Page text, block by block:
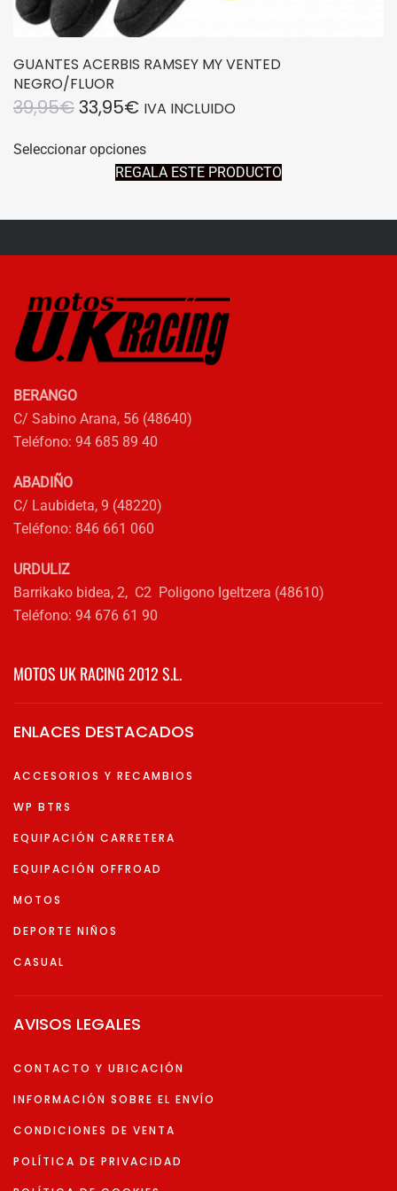
GUANTES ACERBIS RAMSEY MY VENTED
NEGRO/FLUOR
39,95€EL
ORIGINAL
33,95€EL
ACTUAL
ES:
IVA INCLUIDO
Seleccionar opcionesproducto
tiene
variantes.
pueden
elegir
en
de
REGALA ESTE PRODUCTO
BERANGO
C/ Sabino Arana, 56 (48640)
Teléfono: 94 685 89 40
ABADIÑO
C/ Laubideta, 9 (48220)
Teléfono: 846 661 060
URDULIZ
Barrikako bidea, 2, C2 Poligono Igeltzera (48610)
Teléfono: 94 676 61 90
MOTOS UK RACING 2012 S.L.
ENLACES DESTACADOS
ACCESORIOS Y RECAMBIOS
WP BTRS
EQUIPACIÓN CARRETERA
EQUIPACIÓN OFFROAD
MOTOS
DEPORTE NIÑOS
CASUAL
AVISOS LEGALES
CONTACTO Y UBICACIÓN
INFORMACIÓN SOBRE EL ENVÍO
CONDICIONES DE VENTA
POLÍTICA DE PRIVACIDAD